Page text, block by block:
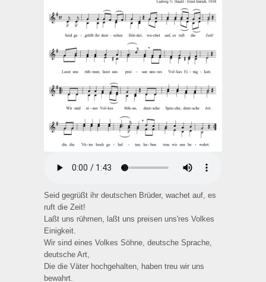
Seid gegrüßt ihr deutschen Brüder, wachet auf, es
ruft die Zeit!
Laßt uns rühmen, laßt uns preisen uns'res Volkes
Einigkeit.
Wir sind eines Volkes Söhne, deutsche Sprache,
deutsche Art,
Die die Väter hochgehalten, haben treu wir uns
bewahrt.